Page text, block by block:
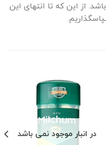
از این که تا انتهای این
در انبار موجود نمی باشد